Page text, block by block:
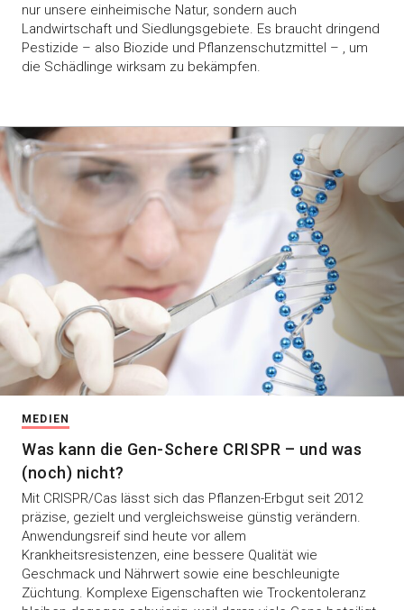
nur unsere einheimische Natur, sondern auch
Landwirtschaft und Siedlungsgebiete. Es braucht dringend
Pestizide – also Biozide und Pflanzenschutzmittel – , um
die Schädlinge wirksam zu bekämpfen.
MEDIEN
Was kann die Gen-Schere CRISPR – und was
(noch) nicht?
Mit CRISPR/Cas lässt sich das Pflanzen-Erbgut seit 2012
präzise, gezielt und vergleichsweise günstig verändern.
Anwendungsreif sind heute vor allem
Krankheitsresistenzen, eine bessere Qualität wie
Geschmack und Nährwert sowie eine beschleunigte
Züchtung. Komplexe Eigenschaften wie Trockentoleranz